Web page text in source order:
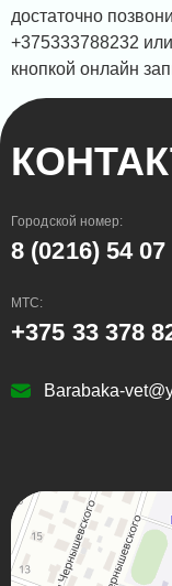
достаточно
+375333788232
кнопкой онлайн
Городской номер:
8 (0216) 54 07
МТС:
+375 33 378
Barabaka-